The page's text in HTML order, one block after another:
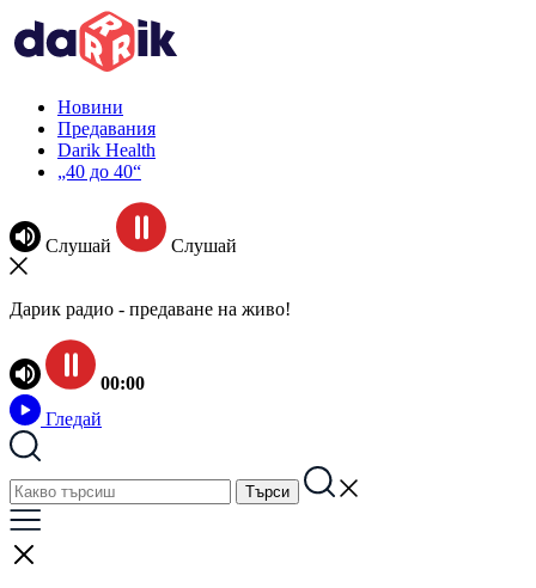
Новини
Предавания
Darik Health
„40 до 40“
Слушай Слушай
Дарик радио - предаване на живо!
00:00
Гледай